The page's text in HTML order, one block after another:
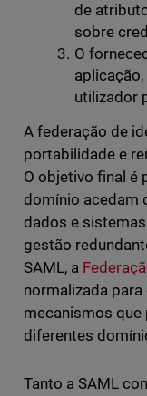
de
sobre
O
utilizador
A federação de
portabilidade e
O objetivo final é
domínio acedam
dados e
gestão
SAML, a
normalizada
mecanismos
diferentes
Tanto a SAML